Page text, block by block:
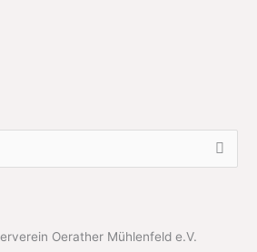
Oerather Mühlenfeld e.V.